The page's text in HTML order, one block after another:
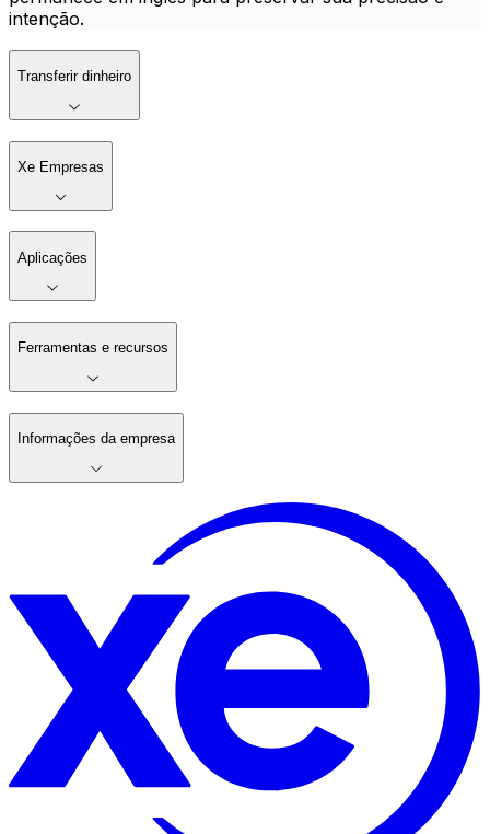
intenção.
Transferir dinheiro
Xe Empresas
Aplicações
Ferramentas e recursos
Informações da empresa